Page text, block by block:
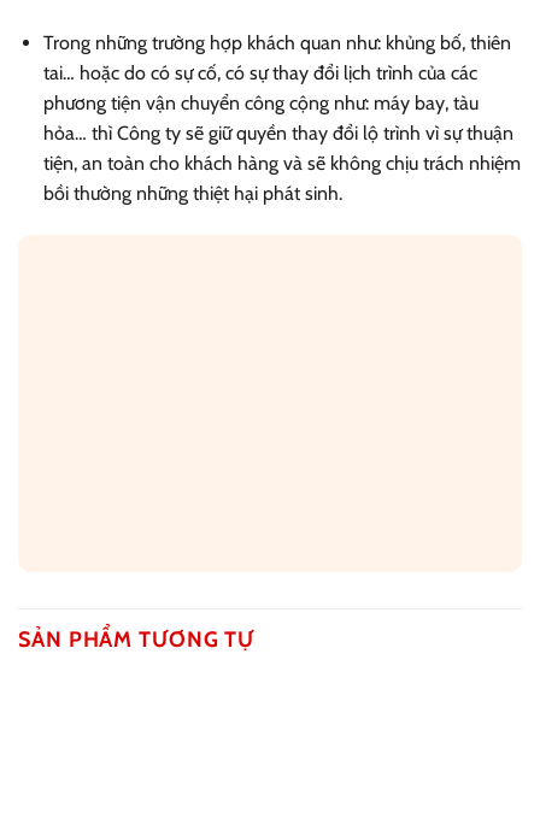
Trong những trường hợp khách quan như: khủng bố, thiên
tai… hoặc do có sự cố, có sự thay đổi lịch trình của các
phương tiện vận chuyển công cộng như: máy bay, tàu
hỏa… thì Công ty sẽ giữ quyền thay đổi lộ trình vì sự thuận
tiện, an toàn cho khách hàng và sẽ không chịu trách nhiệm
bồi thường những thiệt hại phát sinh.
SẢN PHẨM TƯƠNG TỰ